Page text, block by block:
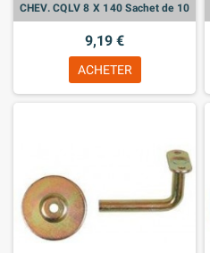
CHEV. CQLV 8 X 140 Sachet de 10
9,19 €
ACHETER